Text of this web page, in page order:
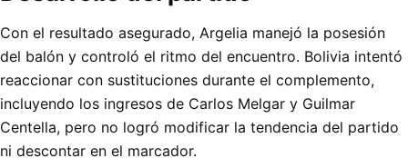
Con el resultado asegurado, Argelia manejó la posesión
del balón y controló el ritmo del encuentro. Bolivia intentó
reaccionar con sustituciones durante el complemento,
incluyendo los ingresos de Carlos Melgar y Guilmar
Centella, pero no logró modificar la tendencia del partido
ni descontar en el marcador.